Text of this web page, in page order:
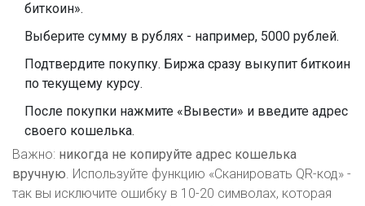
биткоин».
Выберите сумму в рублях - например, 5000 рублей.
Подтвердите покупку. Биржа сразу выкупит биткоин
по текущему курсу.
После покупки нажмите «Вывести» и введите адрес
своего кошелька.
Важно: никогда не копируйте адрес кошелька
вручную. Используйте функцию «Сканировать QR-код» -
так вы исключите ошибку в 10-20 символах, которая